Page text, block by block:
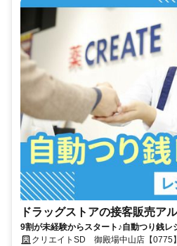
ドラッグストアの接客販売ア
9割が未経験からスタート♪自動つり銭レ
と両立もできる◎うれしい社員割引有
クリエイトSD 御殿場中山店【0775】